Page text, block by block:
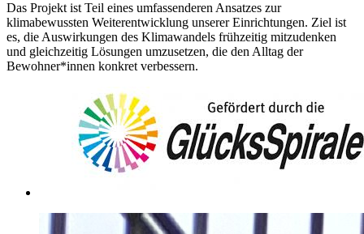
Das Projekt ist Teil eines umfassenderen Ansatzes zur
klimabewussten Weiterentwicklung unserer Einrichtungen. Ziel ist
es, die Auswirkungen des Klimawandels frühzeitig mitzudenken
und gleichzeitig Lösungen umzusetzen, die den Alltag der
Bewohner*innen konkret verbessern.